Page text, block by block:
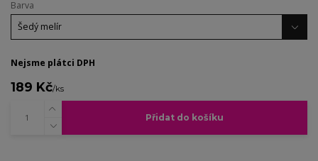
Barva
Nejsme plátci DPH
189 Kč/ks
Přidat do košíku